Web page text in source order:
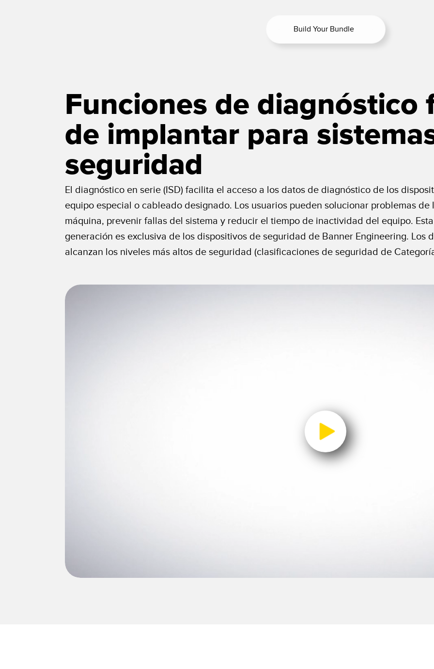
Build Your Bundle
Funciones de diagnóstico
de implantar para
seguridad
El diagnóstico en serie (ISD) facilita el acceso a los datos de diagnóstico de los
equipo especial o cableado designado. Los usuarios pueden solucionar problemas
máquina, prevenir fallas del sistema y reducir el tiempo de inactividad del equipo.
generación es exclusiva de los dispositivos de seguridad de Banner Engineering. Los
alcanzan los niveles más altos de seguridad (clasificaciones de seguridad de